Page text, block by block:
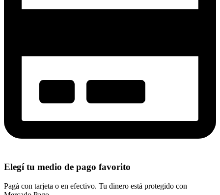
Elegí tu medio de pago favorito
Pagá con tarjeta o en efectivo. Tu dinero está protegido con